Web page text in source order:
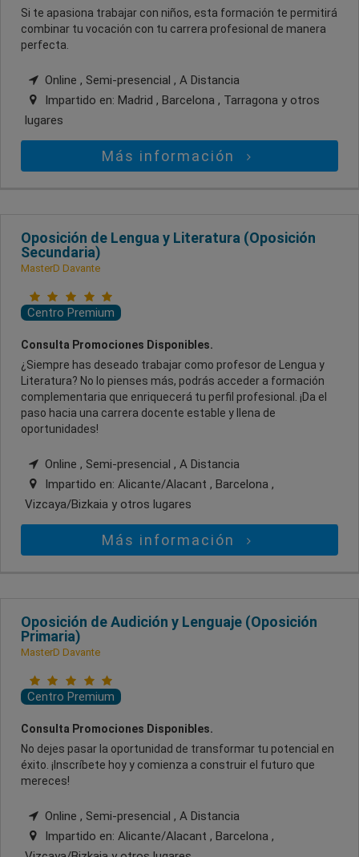
Si te apasiona trabajar con niños, esta formación te permitirá
combinar tu vocación con tu carrera profesional de manera
perfecta.
Online , Semi-presencial , A Distancia
Impartido en: Madrid , Barcelona , Tarragona y otros
lugares
Más información
Oposición de Lengua y Literatura (Oposición
Secundaria)
MasterD Davante
Centro Premium
Consulta Promociones Disponibles.
¿Siempre has deseado trabajar como profesor de Lengua y
Literatura? No lo pienses más, podrás acceder a formación
complementaria que enriquecerá tu perfil profesional. ¡Da el
paso hacia una carrera docente estable y llena de
oportunidades!
Online , Semi-presencial , A Distancia
Impartido en: Alicante/Alacant , Barcelona ,
Vizcaya/Bizkaia y otros lugares
Más información
Oposición de Audición y Lenguaje (Oposición
Primaria)
MasterD Davante
Centro Premium
Consulta Promociones Disponibles.
No dejes pasar la oportunidad de transformar tu potencial en
éxito. ¡Inscríbete hoy y comienza a construir el futuro que
mereces!
Online , Semi-presencial , A Distancia
Impartido en: Alicante/Alacant , Barcelona ,